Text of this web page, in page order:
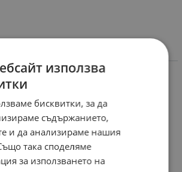
Информация
мултимедия 2DIN на: DAIHATSU
използва
бисквитки, за да
съдържанието,
и да анализираме нашия
така споделяме
за използването на